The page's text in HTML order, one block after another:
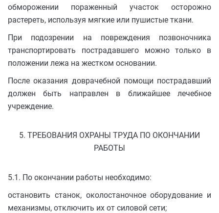
обморожении пораженный участок осторожно
растереть, используя мягкие или пушистые ткани.
При подозрении на повреждения позвоночника
транспортировать пострадавшего можно только в
положении лежа на жестком основании.
После оказания доврачебной помощи пострадавший
должен быть направлен в ближайшее лечебное
учреждение.
5. ТРЕБОВАНИЯ ОХРАНЫ ТРУДА ПО ОКОНЧАНИИ
РАБОТЫ
5.1. По окончании работы необходимо:
остановить станок, околостаночное оборудование и
механизмы, отключить их от силовой сети;